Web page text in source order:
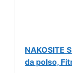
NAKOSITE
da polso,